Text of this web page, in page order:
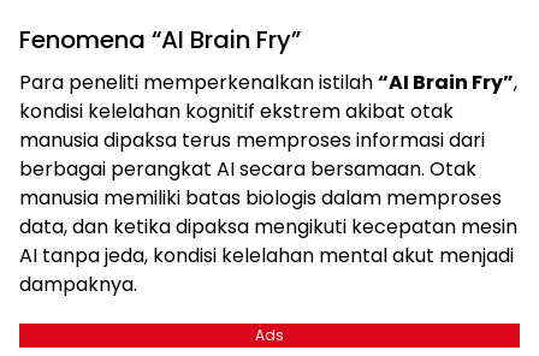
Fenomena “AI Brain Fry”
Para peneliti memperkenalkan istilah“AI Brain Fry”,
kondisi kelelahan kognitif ekstrem akibat otak
manusia dipaksa terus memproses informasi dari
berbagai perangkat AI secara bersamaan. Otak
manusia memiliki batas biologis dalam memproses
data, dan ketika dipaksa mengikuti kecepatan mesin
AI tanpa jeda, kondisi kelelahan mental akut menjadi
dampaknya.
Ads